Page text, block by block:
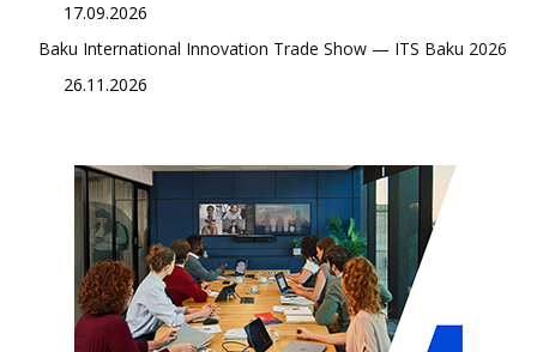
17.09.2026
Baku International Innovation Trade Show — ITS Baku 2026
26.11.2026